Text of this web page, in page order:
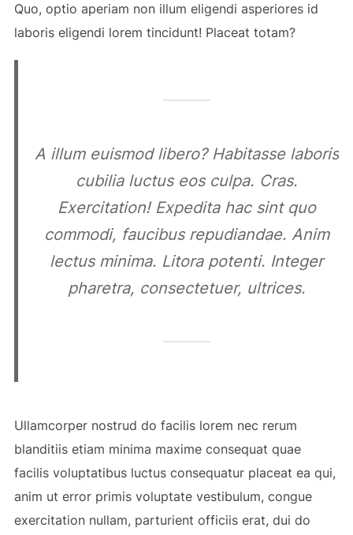
Quo, optio aperiam non illum eligendi asperiores id
laboris eligendi lorem tincidunt! Placeat totam?
A illum euismod libero? Habitasse laboris
cubilia luctus eos culpa. Cras.
Exercitation! Expedita hac sint quo
commodi, faucibus repudiandae. Anim
lectus minima. Litora potenti. Integer
pharetra, consectetuer, ultrices.
Ullamcorper nostrud do facilis lorem nec rerum
blanditiis etiam minima maxime consequat quae
facilis voluptatibus luctus consequatur placeat ea qui,
anim ut error primis voluptate vestibulum, congue
exercitation nullam, parturient officiis erat, dui do